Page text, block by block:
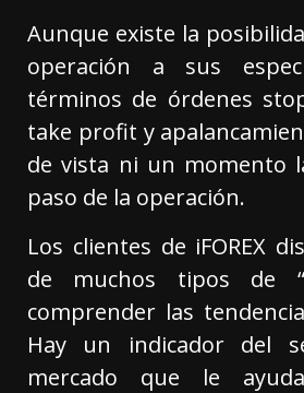
Aunque existe la
operación a sus
términos de órdenes
take profit y
de vista ni un momento
paso de la operación.
Los clientes de iFOREX
de muchos tipos de
comprender las
Hay un indicador del
mercado que le